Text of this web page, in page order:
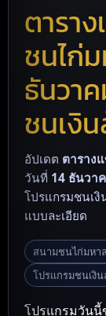
ตารา
ชนไก่
ธันวา
ชนเงิ
อัปเดต ตาราง
วันที่ 14 ธันวา
โปรแกรมชนเงิ
แบบละเอียด
สนามชนไก่มหา
โปรแกรมชนเงิ
โปรแกรมวัน